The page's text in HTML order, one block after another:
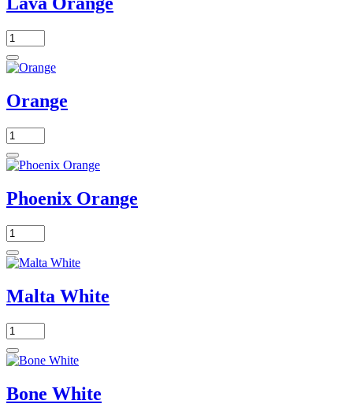
Orange
Phoenix Orange
Malta White
Bone White